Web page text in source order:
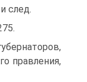
след.
правления,